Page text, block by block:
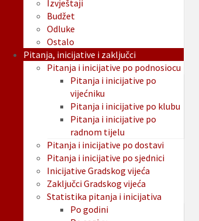
Izvještaji
Budžet
Odluke
Ostalo
Pitanja, inicijative i zaključci
Pitanja i inicijative po podnosiocu
Pitanja i inicijative po
vijećniku
Pitanja i inicijative po klubu
Pitanja i inicijative po
radnom tijelu
Pitanja i inicijative po dostavi
Pitanja i inicijative po sjednici
Inicijative Gradskog vijeća
Zaključci Gradskog vijeća
Statistika pitanja i inicijativa
Po godini